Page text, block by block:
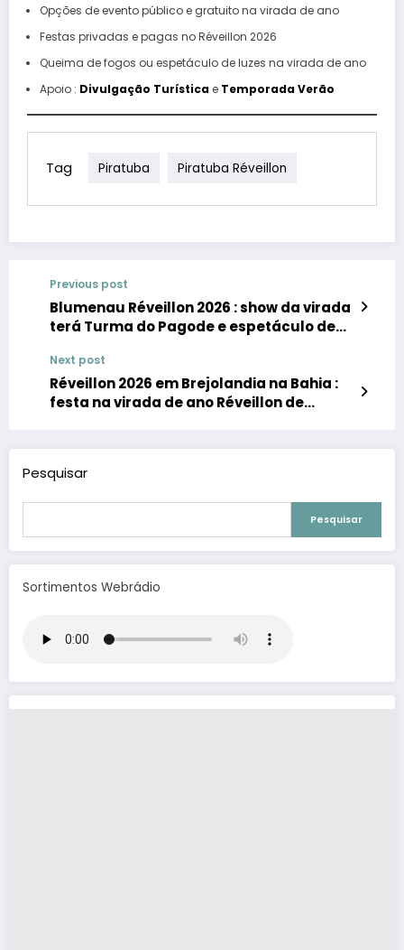
Opções de evento público e gratuito na virada de ano
Festas privadas e pagas no Réveillon 2026
Queima de fogos ou espetáculo de luzes na virada de ano
Apoio : Divulgação Turísticae Temporada Verão
Tag Piratuba Piratuba Réveillon
Previous post
Blumenau Réveillon 2026 : show da virada
terá Turma do Pagode e espetáculo de
Next post
Réveillon 2026 em Brejolandia na Bahia :
festa na virada de ano Réveillon de
Pesquisar
Pesquisar
Sortimentos Webrádio